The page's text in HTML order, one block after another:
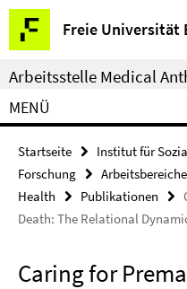
Springe
direkt
zu
Inhalt
Freie Universität
Service-
Navigation
Arbeitsstelle Medical
MENÜ
Startseite
Institut für
Forschung
Arbeitsbereiche
Health
Publikationen
Death: The Relational
Caring for